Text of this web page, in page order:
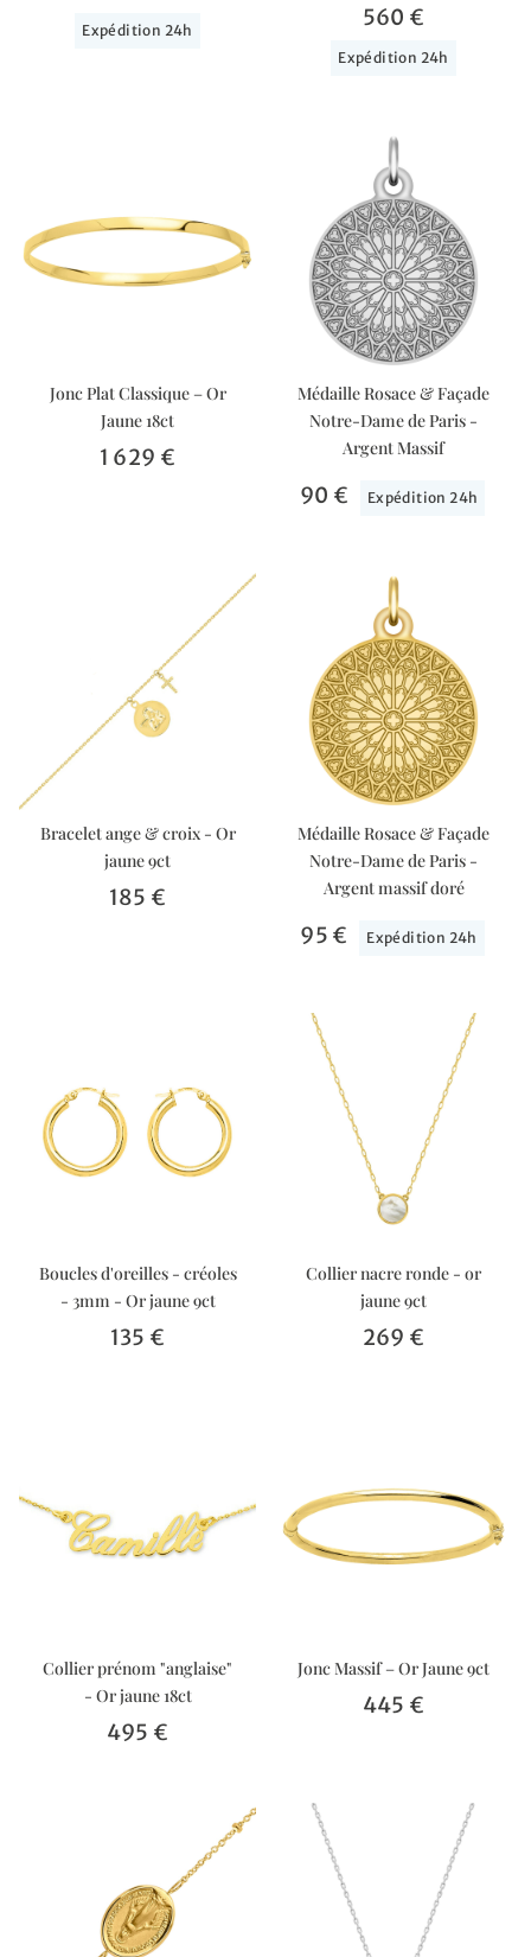
Expédition 24h 560 €
Expédition 24h
Jonc Plat Classique – Or
Jaune 18ct
1 629 €
Médaille Rosace & Façade
Notre-Dame de Paris -
Argent Massif
90 € Expédition 24h
Bracelet ange & croix - Or
jaune 9ct
185 €
Médaille Rosace & Façade
Notre-Dame de Paris -
Argent massif doré
95 € Expédition 24h
Boucles d'oreilles - créoles
- 3mm - Or jaune 9ct
135 €
Collier nacre ronde - or
jaune 9ct
269 €
Collier prénom "anglaise"
- Or jaune 18ct
495 €
Jonc Massif – Or Jaune 9ct
445 €